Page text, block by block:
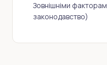
Зовнішніми
законодавство)